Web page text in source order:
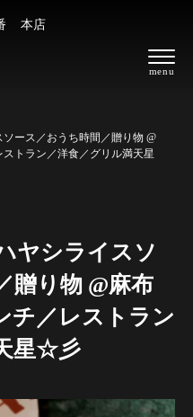
本店
ース／おうち時間／贈り物 @
トラン／洋食／グリル満天星
シライスソ
贈り物 @麻布
チ／レストラン
星☆彡